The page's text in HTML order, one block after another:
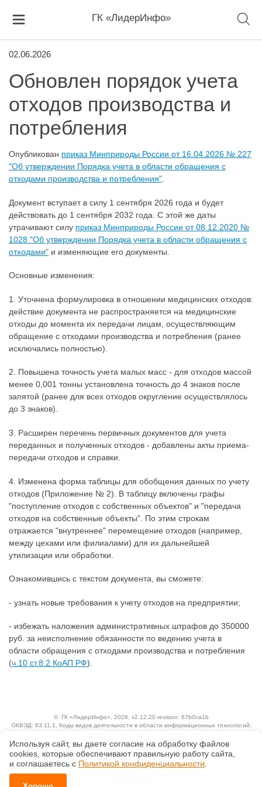
ГК «ЛидерИнфо»
02.06.2026
Обновлен порядок учета
отходов производства и
потребления
Опубликован приказ Минприроды России от 16.04.2026 № 227
"Об утверждении Порядка учета в области обращения с
отходами производства и потребления"
Документ вступает в силу 1 сентября 2026 года и будет
действовать до 1 сентября 2032 года. С этой же даты
утрачивают силу приказ Минприроды России от 08.12.2020 №
1028 "Об утверждении Порядка учета в области обращения с
отходами" и изменяющие его документы.
Основные изменения:
1. Уточнена формулировка в отношении медицинских отходов:
действие документа не распространяется на медицинские
отходы до момента их передачи лицам, осуществляющим
обращение с отходами производства и потребления (ранее
исключались полностью).
2. Повышена точность учета малых масс - для отходов массой
менее 0,001 тонны установлена точность до 4 знаков после
запятой (ранее для всех отходов округление осуществлялось
до 3 знаков).
3. Расширен перечень первичных документов для учета
переданных и полученных отходов - добавлены акты приема-
передачи отходов и справки.
4. Изменена форма таблицы для обобщения данных по учету
отходов (Приложение № 2). В таблицу включены графы
"поступление отходов с собственных объектов" и "передача
отходов на собственные объекты". По этим строкам
отражается "внутреннее" перемещение отходов (например,
между цехами или филиалами) для их дальнейшей
утилизации или обработки.
Ознакомившись с текстом документа, вы сможете:
- узнать новые требования к учету отходов на предприятии;
- избежать наложения административных штрафов до 350000
руб. за неисполнение обязанности по ведению учета в
области обращения с отходами производства и потребления
(ч.10 ст.8.2 КоАП РФ).
© ГК «ЛидерИнфо», 2026, v2.12.20 revision: 67b0ca1b
ОКВЭД: 63.11.1, Коды видов деятельности в области информационных технологий:
Ценовая политика
Исключительные авторские и смежные права принадлежат АО «Кодекс».
Положение по обработке и защите персональных данных
Справка о регистрации продуктов АО «Кодекс» в Реестре российского программного
Используя сайт, вы даете согласие на обработку файлов
сооkiеs, которые обеспечивают правильную работу сайта,
и соглашаетесь с Политикой конфиденциальности